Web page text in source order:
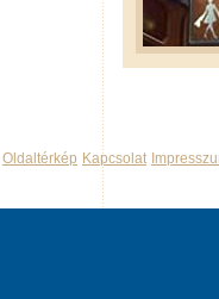
Oldaltérkép Kapcsolat